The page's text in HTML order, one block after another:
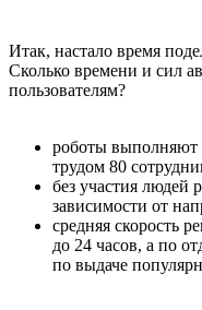
Итак, настало время
Сколько времени и сил
пользователям?
роботы выполняют
трудом 80
без участия людей
зависимости от
средняя скорость
до 24 часов, а по
по выдаче